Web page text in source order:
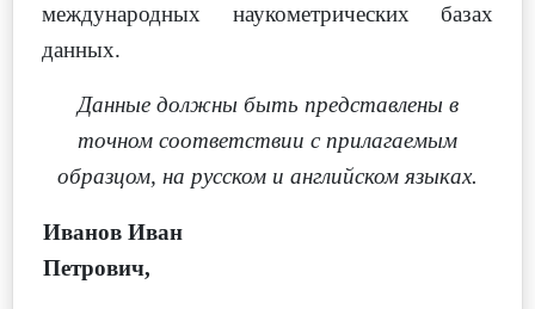
международных наукометрических базах
данных.
Данные должны быть представлены в
точном соответствии с прилагаемым
образцом, на русском и английском языках.
Иванов Иван
Петрович,